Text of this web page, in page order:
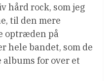
hård rock, som jeg
til den mere
optræden på
hele bandet, som de
albums for over et